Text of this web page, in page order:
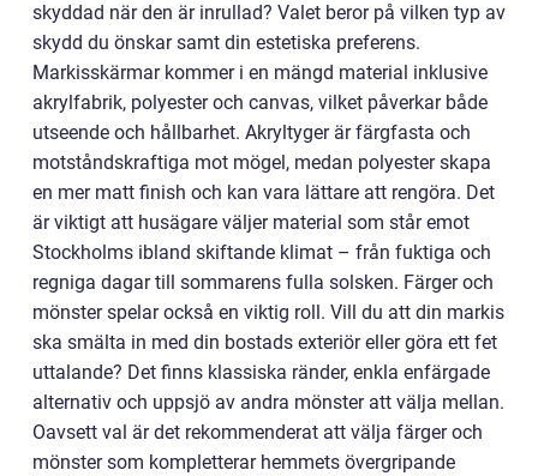
skyddad när den är inrullad? Valet beror på vilken typ av
skydd du önskar samt din estetiska preferens.
Markisskärmar kommer i en mängd material inklusive
akrylfabrik, polyester och canvas, vilket påverkar både
utseende och hållbarhet. Akryltyger är färgfasta och
motståndskraftiga mot mögel, medan polyester skapa
en mer matt finish och kan vara lättare att rengöra. Det
är viktigt att husägare väljer material som står emot
Stockholms ibland skiftande klimat – från fuktiga och
regniga dagar till sommarens fulla solsken. Färger och
mönster spelar också en viktig roll. Vill du att din markis
ska smälta in med din bostads exteriör eller göra ett fet
uttalande? Det finns klassiska ränder, enkla enfärgade
alternativ och uppsjö av andra mönster att välja mellan.
Oavsett val är det rekommenderat att välja färger och
mönster som kompletterar hemmets övergripande